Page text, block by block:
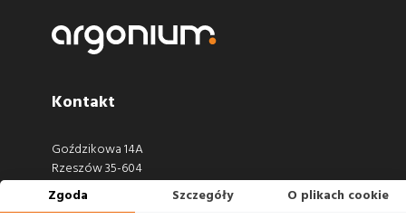
Kontakt
Goździkowa 14A
Rzeszów 35-604
Zgoda Szczegóły O plikach cookie